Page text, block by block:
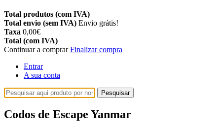
Total produtos (com IVA)
Total envio (sem IVA) Envio grátis!
Taxa 0,00€
Total (com IVA)
Continuar a comprarFinalizar compra
Entrar
A sua conta
Pesquisar
Codos de Escape Yanmar